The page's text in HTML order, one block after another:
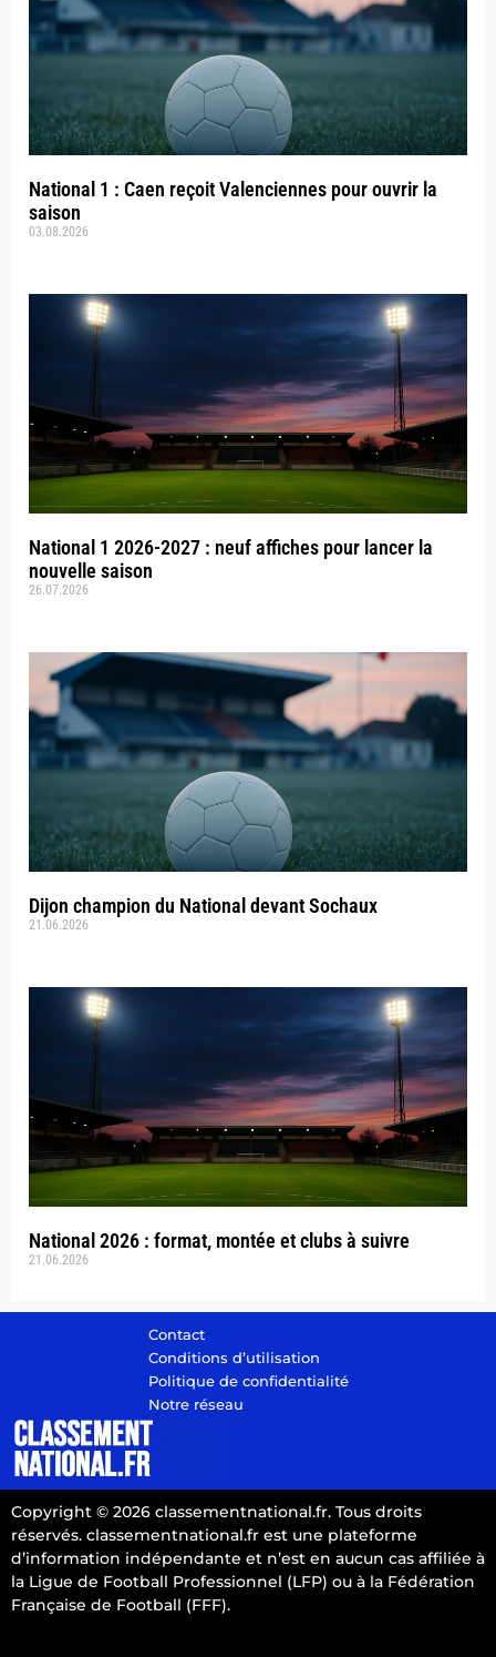
National 1 : Caen reçoit Valenciennes pour ouvrir la
saison
03.08.2026
National 1 2026-2027 : neuf affiches pour lancer la
nouvelle saison
26.07.2026
Dijon champion du National devant Sochaux
21.06.2026
National 2026 : format, montée et clubs à suivre
21.06.2026
Contact
Conditions d’utilisation
Politique de confidentialité
Notre réseau
Copyright © 2026 classementnational.fr. Tous droits
réservés. classementnational.fr est une plateforme
d’information indépendante et n’est en aucun cas affiliée à
la Ligue de Football Professionnel (LFP) ou à la Fédération
Française de Football (FFF).